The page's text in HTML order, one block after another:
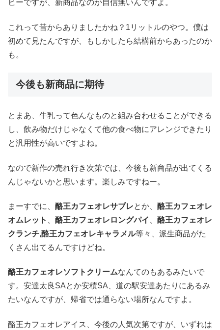
ヒーですが、新商品なのか自信無いんですよ。
これって昔からありましたかね？1リットルのやつ。僕は
初めて見たんですが、もしかしたら結構前からあったのか
も。
今後も新商品に期待
とまあ、牛乳って色んなものと組み合わせることができる
し、飲み物だけじゃなくて他の食べ物にアレンジできたり
と汎用性が高いですよね。
なので新作の売れ行き次第では、今後も新商品が出てくる
んじゃないかと思います。楽しみですねー。
まーすでに、 酪王カフェオレサブレとか、 酪王カフェオレ
オムレット
酪王カフェオレロングパイ
酪王カフェオレ
クランチ,酪王カフェオレキャラメル等々、派生商品がた
くさん出てるんですけどね。
酪王カフェオレソフトクリームなんてのもあるみたいで
す。安達太良SAとか安積SA、道の駅安達あたりにあるみ
たいなんですが、帰省では通らない場所なんですよ。
酪王カフェオレアイス、今後の人気次第ですが、いずれは